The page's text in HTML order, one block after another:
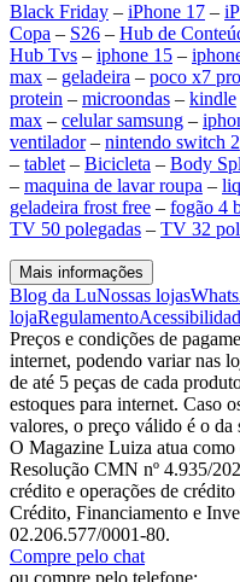
Black Friday – iPhone 17 –
Copa – S26 – Hub de
Hub Tvs – iphone 15 –
max – geladeira – poco x7 pro
protein – microondas – kindle
max – celular samsung –
ventilador– nintendo switch 2
– tablet – Bicicleta – Body
– maquina de lavar roupa –
geladeira frost free – fogão 4
TV 50 polegadas – TV 32
Mais informações
Blog da LuNossas lojas
lojaRegulamento
Preços e condições de
internet, podendo variar nas
de até 5 peças de cada
estoques para internet. Caso
valores, o preço válido é o da
O Magazine Luiza atua como
Resolução CMN nº 4.935/
crédito e operações de
Crédito, Financiamento e
02.206.577/0001-80.
Compre pelo chat